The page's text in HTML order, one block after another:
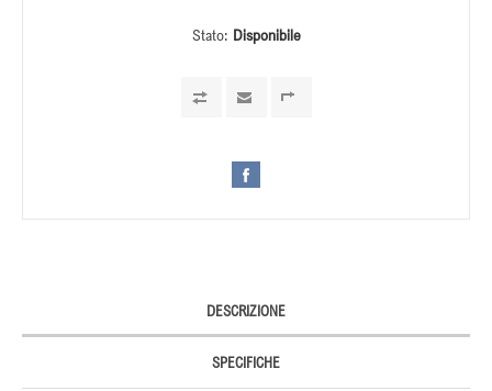
Stato: Disponibile
DESCRIZIONE
SPECIFICHE